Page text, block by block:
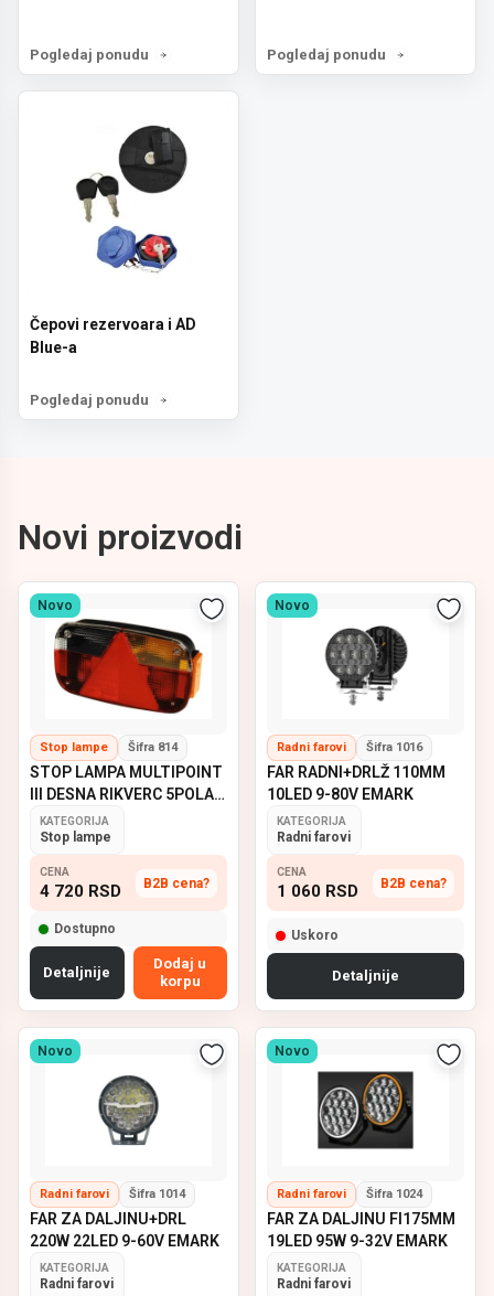
Pogledaj ponudu Pogledaj ponudu
Čepovi rezervoara i AD
Blue-a
Pogledaj ponudu
Novi proizvodi
Novo
Stop lampe Šifra 814
STOP LAMPA MULTIPOINT
III DESNA RIKVERC 5POLA
ASPOCK
KATEGORIJA
Stop lampe
CENA
4 720 RSD B2B cena?
Dostupno
Detaljnije
Dodaj u
korpu
Novo
Radni farovi Šifra 1016
FAR RADNI+DRLŽ 110MM
10LED 9-80V EMARK
KATEGORIJA
Radni farovi
CENA
1 060 RSD B2B cena?
Uskoro
Detaljnije
Novo
Radni farovi Šifra 1014
FAR ZA DALJINU+DRL
220W 22LED 9-60V EMARK
KATEGORIJA
Radni farovi
Novo
Radni farovi Šifra 1024
FAR ZA DALJINU FI175MM
19LED 95W 9-32V EMARK
KATEGORIJA
Radni farovi